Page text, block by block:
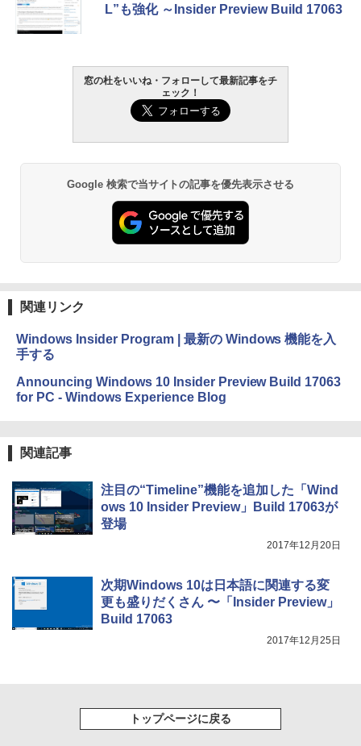
￥1,766
AIイラスト表現辞典: 思い通りの絵を引き
出す プロンプトの言葉 AI画像生成シリー
ズ (はぴーイラストLabo)
￥480
ClaudeCode いちばんやさしい 教科書:
非エンジニア 初心者 素人 でも安心 使い
方 マニュアル AI副業にもコンテンツ作成
にもKindle出版にも！ 非エンジニアのた
めのAIコーディング入門シリーズ
bデザイン入門講座［第2版］
週間持続バッテリー、広告なし、ブラッ
Amazon Kindle - 目に優しい、かさばら
ない、大きな画面で読みやすい、6週間持
書籍リーダー、ブラック、16GB、広告な
￥16,980
Kindle Paperwhite シグニチャーエディ
ション (32GB) 7インチディスプレイ、明
るさ自動調整、色調調節ライト、12週間
ージ、防水、7インチカラーディスプレ
イ、色調調節ライト、最大8週間持続バッ
テリー、広告無し、ブラック (2025年発
New Amazon Kindle Scribe Colorsoft |
11インチカラーディスプレイ、64GBスト
￥115,980
L”も強化 ～Insider Preview Build 17063
窓の杜をいいね・フォローして最新記事をチ
ェック！
Google 検索で当サイトの記事を優先表示させる
関連リンク
Windows Insider Program | 最新の Windows 機能を入
手する
Announcing Windows 10 Insider Preview Build 17063
for PC - Windows Experience Blog
関連記事
注目の“Timeline”機能を追加した「Wind
ows 10 Insider Preview」Build 17063が
登場
2017年12月20日
次期Windows 10は日本語に関連する変
更も盛りだくさん 〜「Insider Preview」
Build 17063
2017年12月25日
トップページに戻る